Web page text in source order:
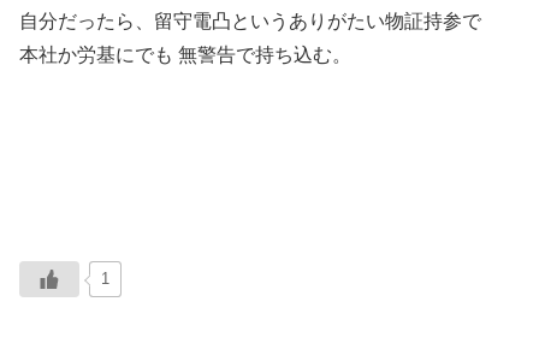
自分だったら、留守電凸というありがたい物証持参で
本社か労基にでも 無警告で持ち込む。
1